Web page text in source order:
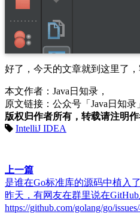
好了，今天的文章就到这里了
本文作者：Java日知录，
原文链接：公众号「Java日知录
版权归作者所有，转载请注明
IntelliJ IDEA
上一篇
是谁在Go标准库的源码中植入
昨天，有网友在群里说在
https://github.com/golang/go/